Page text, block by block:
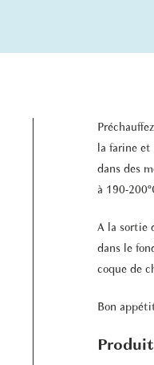
la farine et
dans des
à 190-
A la sortie
dans le
coque de
Bon